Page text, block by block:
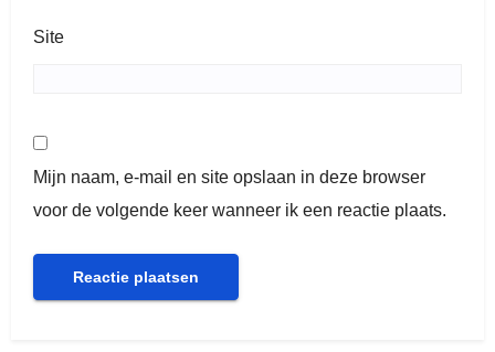
Site
Mijn naam, e-mail en site opslaan in deze browser
voor de volgende keer wanneer ik een reactie plaats.